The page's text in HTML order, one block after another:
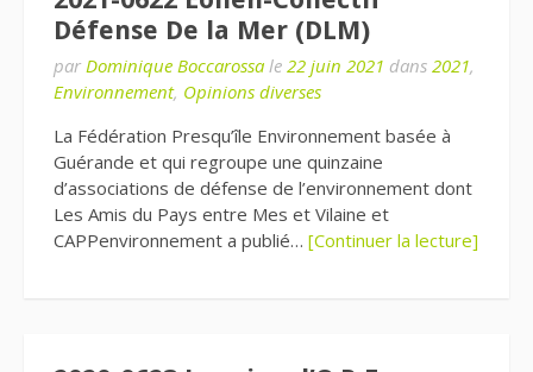
Défense De la Mer (DLM)
par Dominique Boccarossa le 22 juin 2021 dans 2021,
Environnement, Opinions diverses
La Fédération Presqu’île Environnement basée à
Guérande et qui regroupe une quinzaine
d’associations de défense de l’environnement dont
Les Amis du Pays entre Mes et Vilaine et
CAPPenvironnement a publié… [Continuer la lecture]